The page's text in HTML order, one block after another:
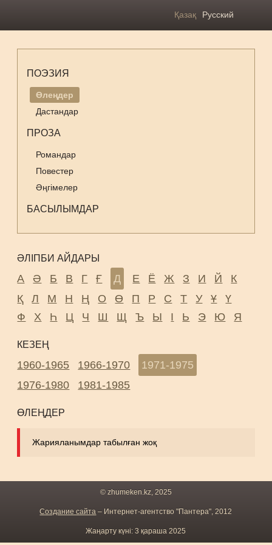
Қазақ Русский
ПОЭЗИЯ
Өлеңдер
Дастандар
ПРОЗА
Романдар
Повестер
Әңгімелер
БАСЫЛЫМДАР
ӘЛІПБИ АЙДАРЫ
А Ә Б В Г Ғ Д Е Ё Ж З И Й
К
Қ
Л М Н Ң О Ө П Р С Т У Ұ
Ү
Ф
Х Һ Ц Ч Ш Щ Ъ Ы І Ь Э Ю Я
КЕЗЕҢ
1960-1965 1966-1970
1971-1975
1976-1980
1981-1985
ӨЛЕҢДЕР
Жарияланымдар табылған жоқ
© zhumeken.kz, 2025
Создание сайта – Интернет-агентство "Пантера", 2012
Жаңарту күні: 3 қараша 2025